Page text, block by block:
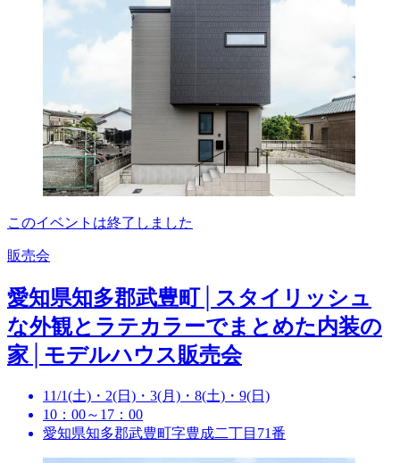
このイベントは終了しました
販売会
愛知県知多郡武豊町│スタイリッシュ
な外観とラテカラーでまとめた内装の
家│モデルハウス販売会
11/1(土)・2(日)・3(月)・8(土)・9(日)
10：00～17：00
愛知県知多郡武豊町字豊成二丁目71番